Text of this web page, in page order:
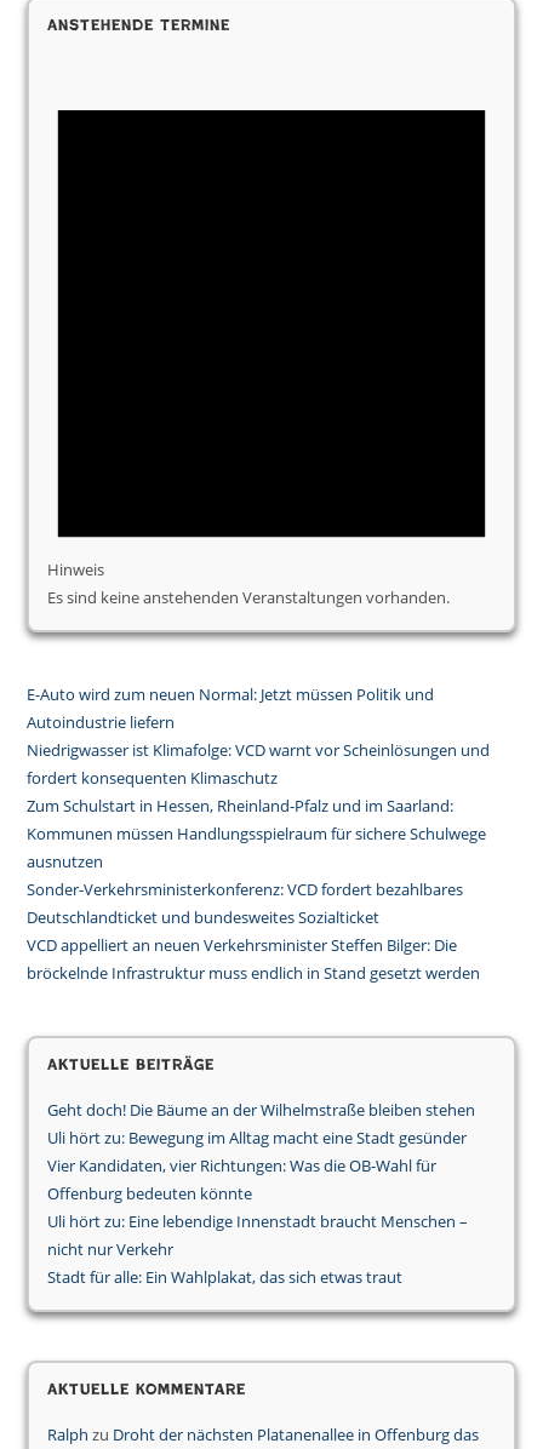
Anstehende Termine
Hinweis
Es sind keine anstehenden Veranstaltungen vorhanden.
E-Auto wird zum neuen Normal: Jetzt müssen Politik und
Autoindustrie liefern
Niedrigwasser ist Klimafolge: VCD warnt vor Scheinlösungen und
fordert konsequenten Klimaschutz
Zum Schulstart in Hessen, Rheinland-Pfalz und im Saarland:
Kommunen müssen Handlungsspielraum für sichere Schulwege
ausnutzen
Sonder-Verkehrsministerkonferenz: VCD fordert bezahlbares
Deutschlandticket und bundesweites Sozialticket
VCD appelliert an neuen Verkehrsminister Steffen Bilger: Die
bröckelnde Infrastruktur muss endlich in Stand gesetzt werden
Aktuelle Beiträge
Geht doch! Die Bäume an der Wilhelmstraße bleiben stehen
Uli hört zu: Bewegung im Alltag macht eine Stadt gesünder
Vier Kandidaten, vier Richtungen: Was die OB-Wahl für
Offenburg bedeuten könnte
Uli hört zu: Eine lebendige Innenstadt braucht Menschen –
nicht nur Verkehr
Stadt für alle: Ein Wahlplakat, das sich etwas traut
Aktuelle Kommentare
Ralph zu Droht der nächsten Platanenallee in Offenburg das